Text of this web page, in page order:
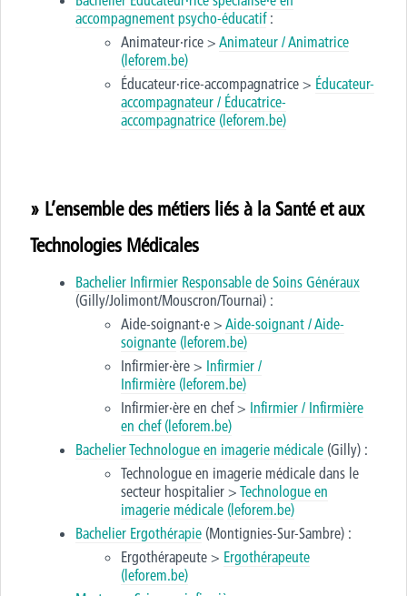
accompagnement psycho-éducatif:
Animateur·rice > Animateur / Animatrice
(leforem.be)
Éducateur·rice-accompagnatrice > Éducateur-
accompagnateur / Éducatrice-
accompagnatrice (leforem.be)
» L’ensemble des métiers liés à la Santé et aux
Technologies Médicales
Bachelier Infirmier Responsable de Soins Généraux
(Gilly/Jolimont/Mouscron/Tournai) :
Aide-soignant·e > Aide-soignant / Aide-
soignante (leforem.be)
Infirmier·ère > Infirmier /
Infirmière (leforem.be)
Infirmier·ère en chef > Infirmier / Infirmière
en chef(leforem.be)
Bachelier Technologue en imagerie médicale (Gilly) :
Technologue en imagerie médicale dans le
secteur hospitalier > Technologue en
imagerie médicale (leforem.be)
Bachelier Ergothérapie (Montignies-Sur-Sambre) :
Ergothérapeute > Ergothérapeute
(leforem.be)